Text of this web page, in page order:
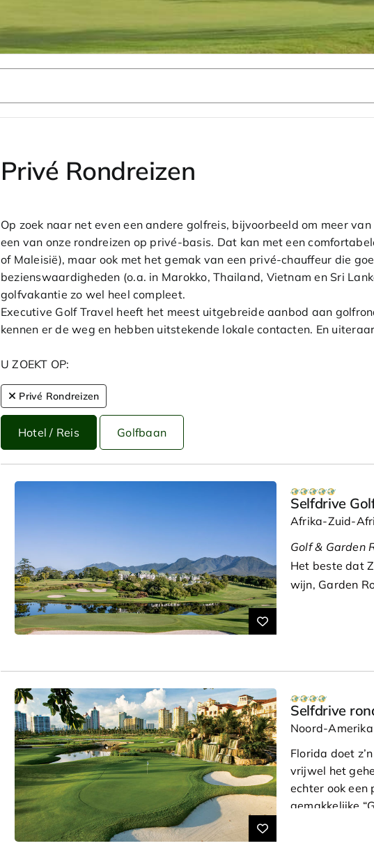
Privé Rondreizen
Op zoek naar net even een andere golfreis, bijvoorbeeld om meer
een van onze rondreizen op privé-basis. Dat kan met een
of Maleisië), maar ook met het gemak van een privé-chauffeur die
bezienswaardigheden (o.a. in Marokko, Thailand, Vietnam en Sri
golfvakantie zo wel heel compleet.
Executive Golf Travel heeft het meest uitgebreide aanbod aan
kennen er de weg en hebben uitstekende lokale contacten. En
U ZOEKT OP:
Privé Rondreizen
Hotel / Reis Golfbaan
Selfdrive
Afrika-Zuid-
Golf & Garden
Het beste dat
wijn, Garden
U vliegt van
haalt u de auto
nachten in het
gelegen aan
winkels.
N.B.: Wij
de auto de
Selfdrive
Noord-
Florida doet
vrijwel het
echter ook een
gemakkelijke
zijn alle